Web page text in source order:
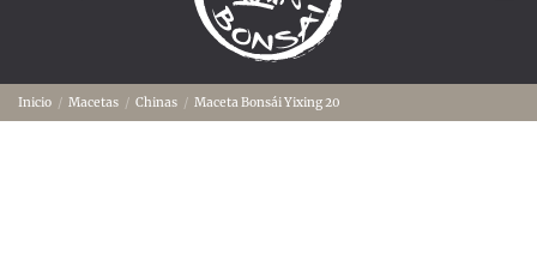
Inicio Macetas Chinas Maceta Bonsái Yixing 20